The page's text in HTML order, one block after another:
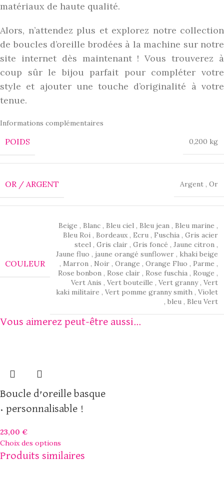
matériaux de haute qualité.
Alors, n’attendez plus et explorez notre collection
de boucles d’oreille brodées à la machine sur notre
site internet dès maintenant ! Vous trouverez à
coup sûr le bijou parfait pour compléter votre
style et ajouter une touche d’originalité à votre
tenue.
Informations complémentaires
POIDS 0,200 kg
OR / ARGENT Argent , Or
COULEUR
Beige , Blanc , Bleu ciel , Bleu jean , Bleu marine ,
Bleu Roi , Bordeaux , Ecru , Fuschia , Gris acier
steel , Gris clair , Gris foncé , Jaune citron ,
Jaune fluo , jaune orangé sunflower , khaki beige
, Marron , Noir , Orange , Orange Fluo , Parme ,
Rose bonbon , Rose clair , Rose fuschia , Rouge ,
Vert Anis , Vert bouteille , Vert granny , Vert
kaki militaire , Vert pomme granny smith , Violet
, bleu , Bleu Vert
Vous aimerez peut-être aussi…
Boucle d’oreille basque
• personnalisable !
23,00 €
Choix des options
Produits similaires